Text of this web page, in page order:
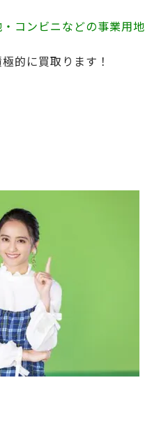
コンビニなどの事業用地
的に買取ります！